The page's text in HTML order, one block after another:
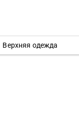
Верхняя одежда